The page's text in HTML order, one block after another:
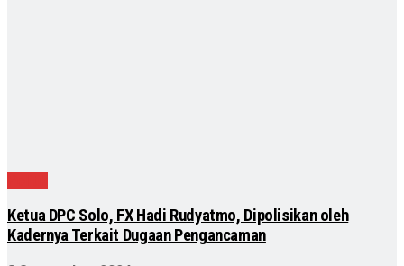
Ketua DPC Solo, FX Hadi Rudyatmo, Dipolisikan oleh
Kadernya Terkait Dugaan Pengancaman